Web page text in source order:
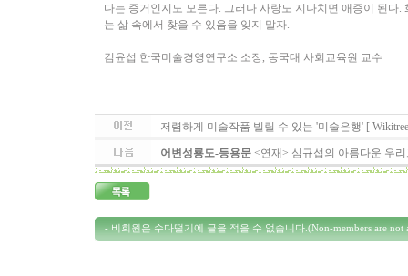
다는 증거인지도 모른다. 그러나 사랑도 지나치면 애증이 된다
는 삶 속에서 찾을 수 있음을 잊지 말자.
김윤섭 한국미술경영연구소 소장, 동국대 사회교육원 교수
저렴하게 미술작품 빌릴 수 있는 '미술은행' [
어변성룡도-등용문 <연재> 심규섭의 아름다운 우
- 비회원은 수다떨기에 글을 적을 수 없습니다.(Non-members are not